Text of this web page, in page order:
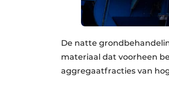
De natte
materiaal dat voorheen
aggregaatfracties van